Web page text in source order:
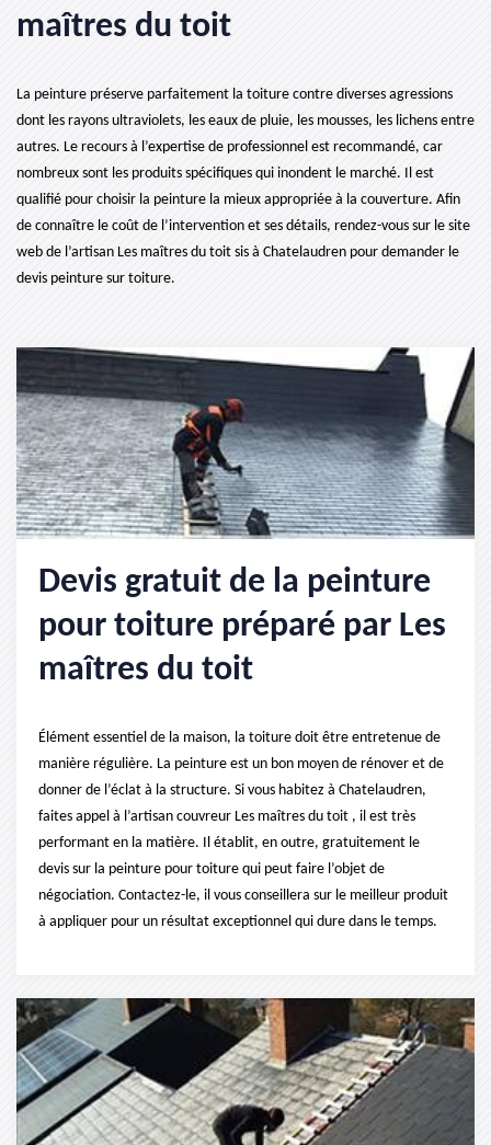
maîtres du toit
La peinture préserve parfaitement la toiture contre diverses agressions
dont les rayons ultraviolets, les eaux de pluie, les mousses, les lichens entre
autres. Le recours à l’expertise de professionnel est recommandé, car
nombreux sont les produits spécifiques qui inondent le marché. Il est
qualifié pour choisir la peinture la mieux appropriée à la couverture. Afin
de connaître le coût de l’intervention et ses détails, rendez-vous sur le site
web de l’artisan Les maîtres du toit sis à Chatelaudren pour demander le
devis peinture sur toiture.
Devis gratuit de la peinture
pour toiture préparé par Les
maîtres du toit
Élément essentiel de la maison, la toiture doit être entretenue de
manière régulière. La peinture est un bon moyen de rénover et de
donner de l’éclat à la structure. Si vous habitez à Chatelaudren,
faites appel à l’artisan couvreur Les maîtres du toit , il est très
performant en la matière. Il établit, en outre, gratuitement le
devis sur la peinture pour toiture qui peut faire l’objet de
négociation. Contactez-le, il vous conseillera sur le meilleur produit
à appliquer pour un résultat exceptionnel qui dure dans le temps.